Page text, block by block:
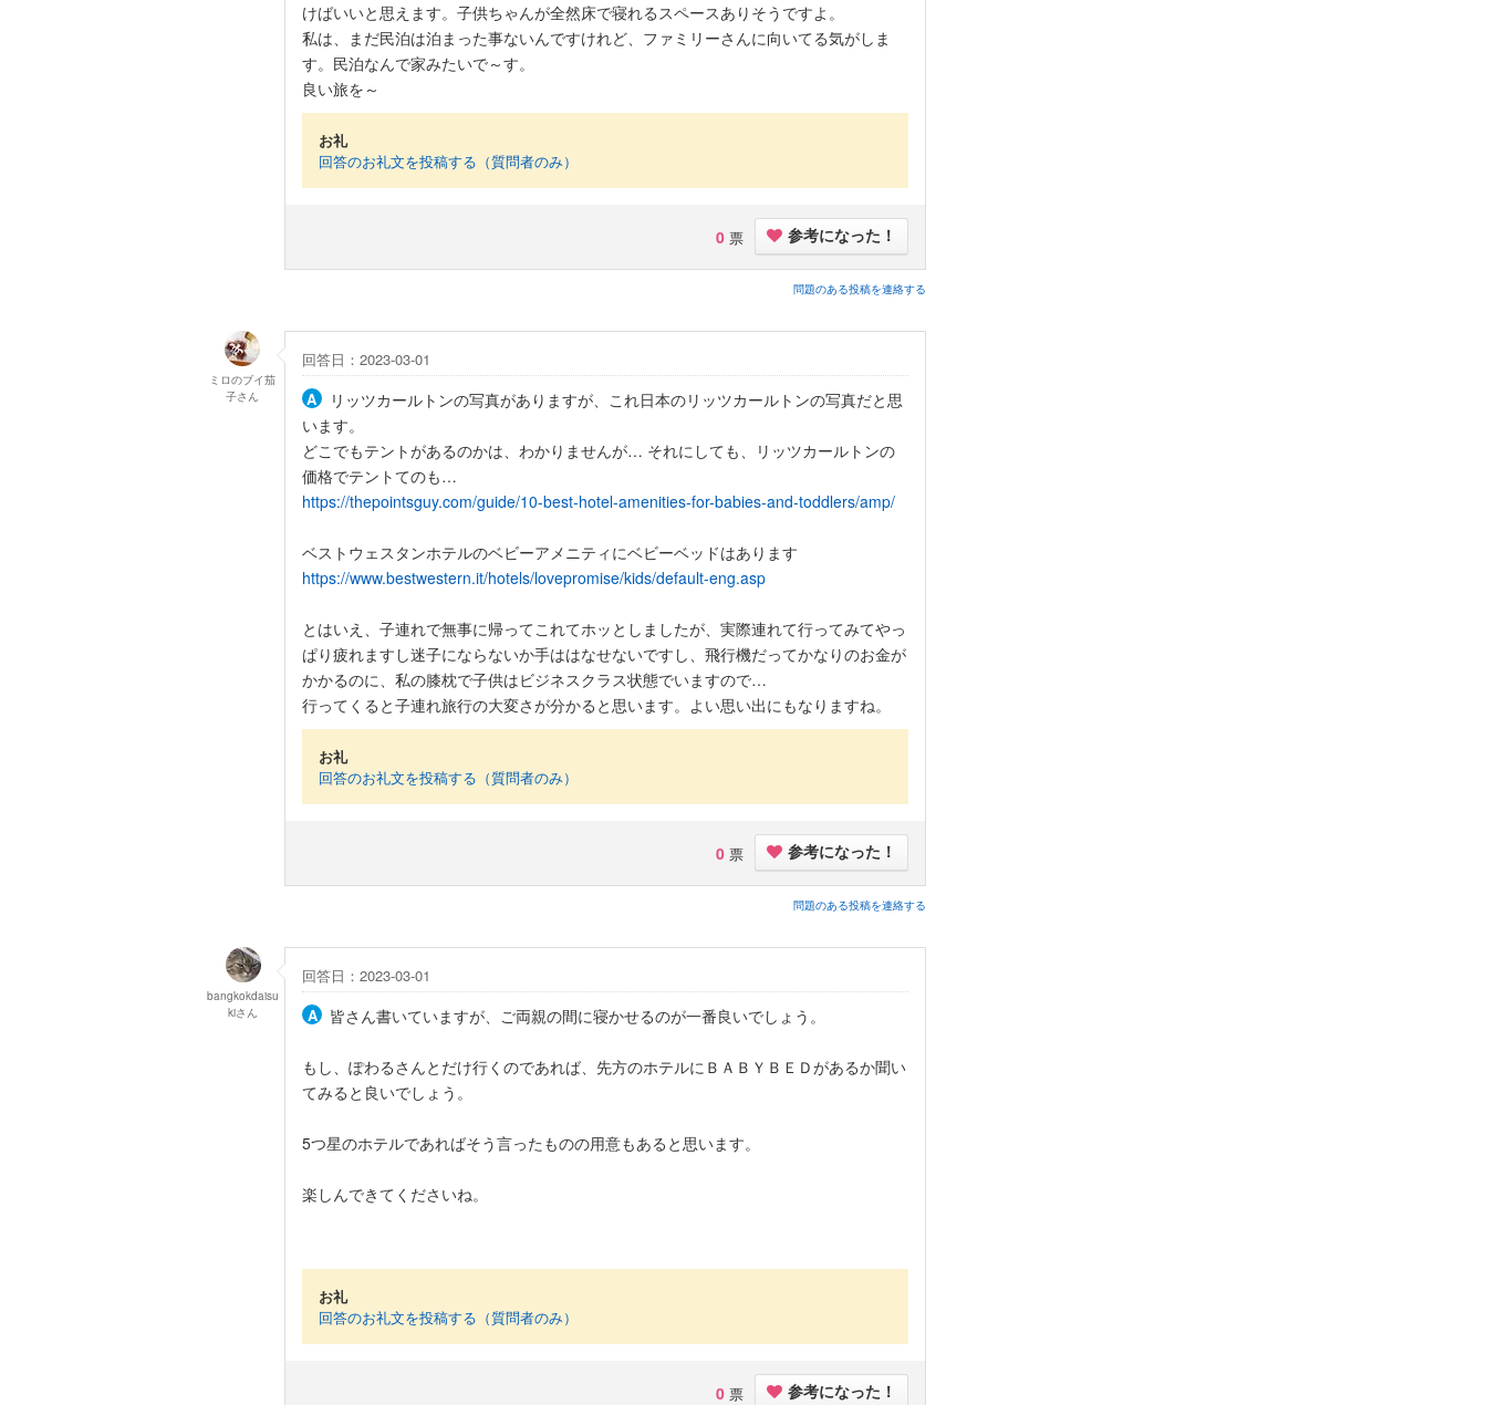
けばいいと思えます。子供ちゃんが全然床で寝れるスペースありそうですよ。
私は、まだ民泊は泊まった事ないんですけれど、ファミリーさんに向いてる気がしま
す。民泊なんで家みたいで～す。
良い旅を～
お礼
回答のお礼文を投稿する（質問者のみ）
0 票 参考になった！
問題のある投稿を連絡する
回答日：2023-03-01
リッツカールトンの写真がありますが、これ日本のリッツカールトンの写真だと思
います。
どこでもテントがあるのかは、わかりませんが… それにしても、リッツカールトンの
価格でテントてのも…
https://thepointsguy.com/guide/10-best-hotel-amenities-for-babies-and-toddlers/amp/
ベストウェスタンホテルのベビーアメニティにベビーベッドはあります
https://www.bestwestern.it/hotels/lovepromise/kids/default-eng.asp
とはいえ、子連れで無事に帰ってこれてホッとしましたが、実際連れて行ってみてやっ
ぱり疲れますし迷子にならないか手ははなせないですし、飛行機だってかなりのお金が
かかるのに、私の膝枕で子供はビジネスクラス状態でいますので…
行ってくると子連れ旅行の大変さが分かると思います。よい思い出にもなりますね。
お礼
回答のお礼文を投稿する（質問者のみ）
0 票 参考になった！
問題のある投稿を連絡する
ミロのブイ茄
子さん
回答日：2023-03-01
皆さん書いていますが、ご両親の間に寝かせるのが一番良いでしょう。
もし、ぽわるさんとだけ行くのであれば、先方のホテルにＢＡＢＹＢＥＤがあるか聞い
てみると良いでしょう。
5つ星のホテルであればそう言ったものの用意もあると思います。
楽しんできてくださいね。
お礼
回答のお礼文を投稿する（質問者のみ）
0 票 参考になった！
bangkokdaisu
kiさん